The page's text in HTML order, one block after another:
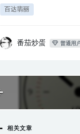
百达翡丽
番茄炒蛋 普通用
相关文章